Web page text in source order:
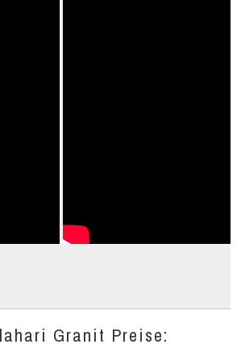
Granit Preise: